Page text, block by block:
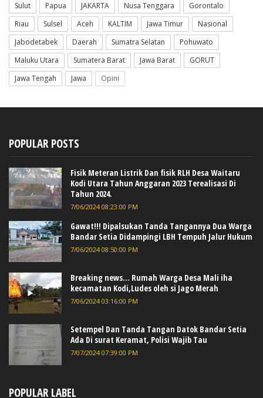
Sulut Papua JAKARTA Nusa Tenggara
Gorontalo
Riau
Sulsel Aceh KALTIM Jawa Timur
Nasional
Jabodetabek
Daerah Sumatra Selatan
Pohuwato
Maluku Utara
Sumatera Barat Jawa Barat
GORUT
Jawa Tengah
Jawa Opini
POPULAR POSTS
Fisik Meteran Listrik Dan fisik RLH Desa Waitaru
Kodi Utara Tahun Anggaran 2023 Terealisasi Di
Tahun 2024.
7/06/2024 08:23:00 PM
Gawat!!! Dipalsukan Tanda Tangannya Dua Warga
Bandar Setia Didampingi LBH Tempuh Jalur Hukum
7/06/2024 08:50:00 PM
Breaking news... Rumah Warga Desa Mali iha
kecamatan Kodi,Ludes oleh si Jago Merah
7/06/2024 03:16:00 PM
Setempel Dan Tanda Tangan Datok Bandar Setia
Ada Di surat Keramat, Polisi Wajib Tau
7/07/2024 07:39:00 PM
POPULAR LABEL